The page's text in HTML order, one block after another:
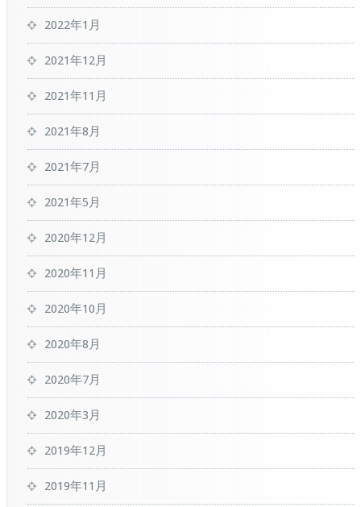
2022年1月
2021年12月
2021年11月
2021年8月
2021年7月
2021年5月
2020年12月
2020年11月
2020年10月
2020年8月
2020年7月
2020年3月
2019年12月
2019年11月